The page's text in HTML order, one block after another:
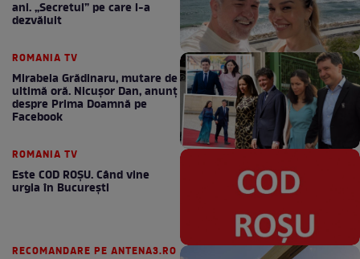
ani. „Secretul” pe care l-a
dezvăluit
ROMANIA TV
Mirabela Grădinaru, mutare de
ultimă oră. Nicuşor Dan, anunţ
despre Prima Doamnă pe
Facebook
ROMANIA TV
Este COD ROŞU. Când vine
urgia în Bucureşti
RECOMANDARE PE ANTENA3.RO